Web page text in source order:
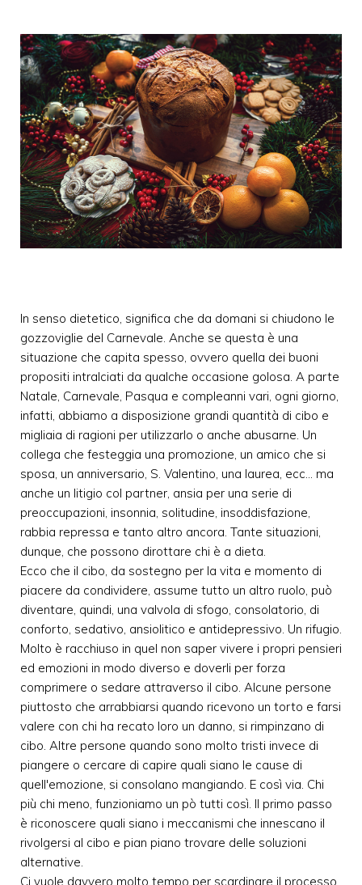
In senso dietetico, significa che da domani si chiudono le
gozzoviglie del Carnevale. Anche se questa è una
situazione che capita spesso, ovvero quella dei buoni
propositi intralciati da qualche occasione golosa. A parte
Natale, Carnevale, Pasqua e compleanni vari, ogni giorno,
infatti, abbiamo a disposizione grandi quantità di cibo e
migliaia di ragioni per utilizzarlo o anche abusarne. Un
collega che festeggia una promozione, un amico che si
sposa, un anniversario, S. Valentino, una laurea, ecc... ma
anche un litigio col partner, ansia per una serie di
preoccupazioni, insonnia, solitudine, insoddisfazione,
rabbia repressa e tanto altro ancora. Tante situazioni,
dunque, che possono dirottare chi è a dieta.
Ecco che il cibo, da sostegno per la vita e momento di
piacere da condividere, assume tutto un altro ruolo, può
diventare, quindi, una valvola di sfogo, consolatorio, di
conforto, sedativo, ansiolitico e antidepressivo. Un rifugio.
Molto è racchiuso in quel non saper vivere i propri pensieri
ed emozioni in modo diverso e doverli per forza
comprimere o sedare attraverso il cibo. Alcune persone
piuttosto che arrabbiarsi quando ricevono un torto e farsi
valere con chi ha recato loro un danno, si rimpinzano di
cibo. Altre persone quando sono molto tristi invece di
piangere o cercare di capire quali siano le cause di
quell'emozione, si consolano mangiando. E così via. Chi
più chi meno, funzioniamo un pò tutti così. Il primo passo
è riconoscere quali siano i meccanismi che innescano il
rivolgersi al cibo e pian piano trovare delle soluzioni
alternative.
Ci vuole davvero molto tempo per scardinare il processo,